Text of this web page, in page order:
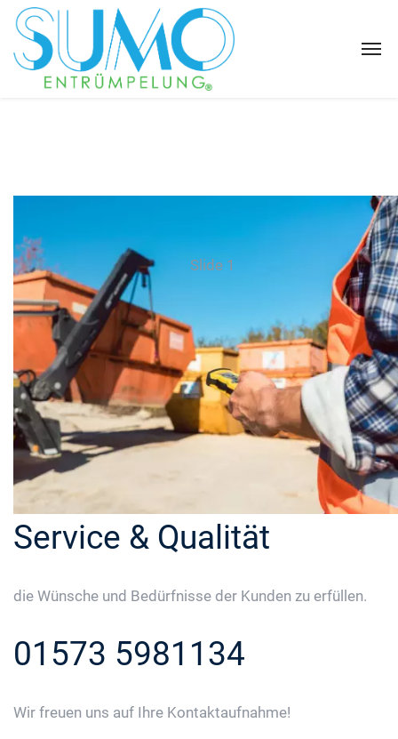
Slide 1
Service & Qualität
die Wünsche und Bedürfnisse der Kunden zu erfüllen.
01573 5981134
Wir freuen uns auf Ihre Kontaktaufnahme!